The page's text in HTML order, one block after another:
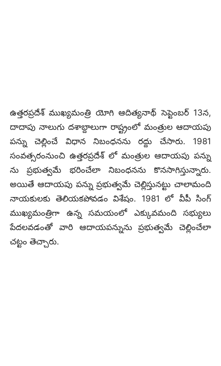
ఉత్తరప్రదేశ్ ముఖ్యమంత్రి యోగి ఆదిత్యనాథ్ సెప్టెంబర్ 13న,
దాదాపు నాలుగు దశాబ్దాలుగా రాష్ట్రంలో మంత్రుల ఆదాయపు
పన్ను చెల్లించే విధాన నిబంధనను రద్దు చేసారు. 1981
సంవత్సరంనుంచి ఉత్తరప్రదేశ్ లో మంత్రుల ఆదాయపు పన్ను
ను ప్రభుత్వమే భరించేలా నిబంధనను కొనసాగిస్తున్నారు.
అయితే ఆదాయపు పన్ను ప్రభుత్వమే చెల్లిస్తునట్టు చాలామంది
నాయకులకు తెలియకపోవడం విశేషం. 1981 లో వీపీ సింగ్
ముఖ్యమంత్రిగా ఉన్న సమయంలో ఎక్కువమంది సభ్యులు
పేదలవడంతో వారి ఆదాయపన్నును ప్రభుత్వమే చెల్లించేలా
చట్టం తెచ్చారు.